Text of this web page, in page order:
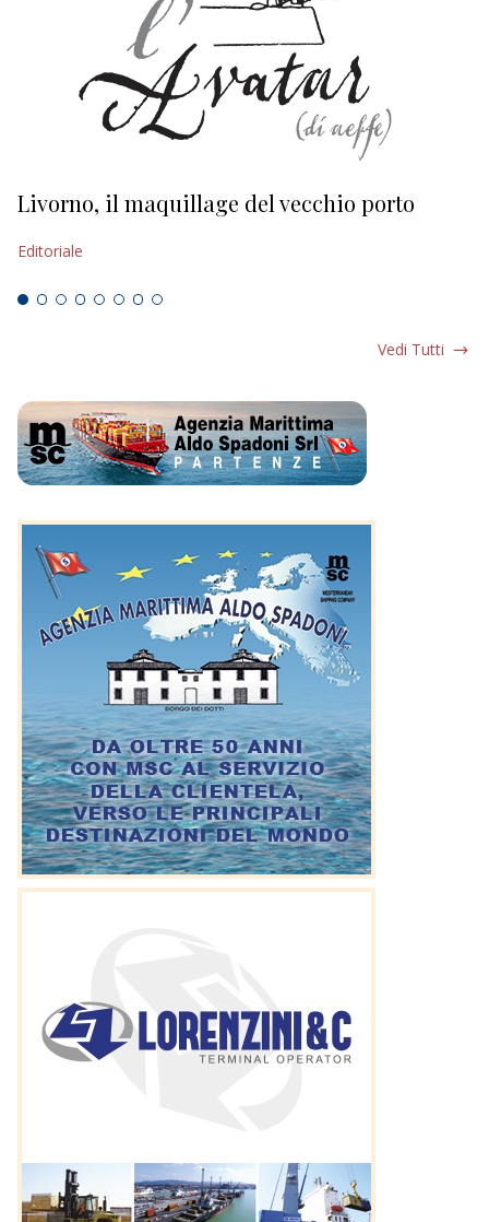
Livorno, il maquillage del vecchio porto
Editoriale
Vedi Tutti